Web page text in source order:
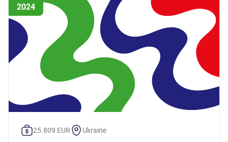
2024
25.809 EUR Ukraine